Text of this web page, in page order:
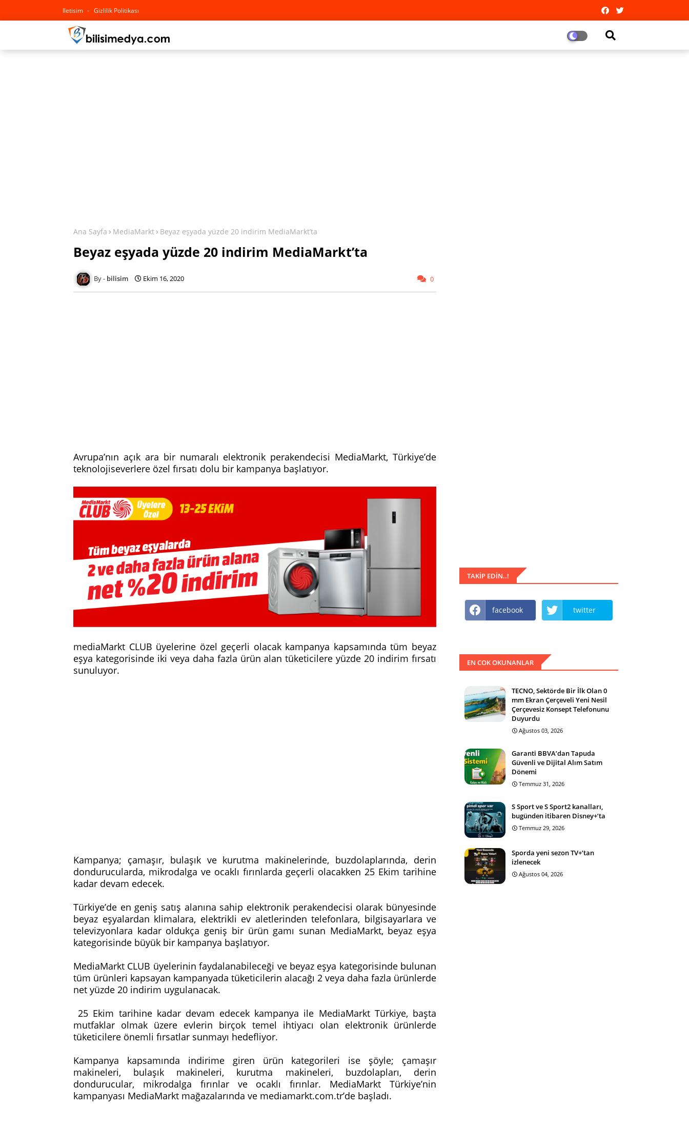
Iletisim Gizlilik Politikası
Ana Sayfa MediaMarkt Beyaz eşyada yüzde 20 indirim MediaMarkt’ta
Beyaz eşyada yüzde 20 indirim MediaMarkt’ta
bilisim Ekim 16, 2020 0
Avrupa’nın açık ara bir numaralı elektronik perakendecisi MediaMarkt, Türkiye’de
teknolojiseverlere özel fırsatı dolu bir kampanya başlatıyor.
mediaMarkt CLUB üyelerine özel geçerli olacak kampanya kapsamında tüm beyaz
eşya kategorisinde iki veya daha fazla ürün alan tüketicilere yüzde 20 indirim fırsatı
sunuluyor.
Kampanya; çamaşır, bulaşık ve kurutma makinelerinde, buzdolaplarında, derin
dondurucularda, mikrodalga ve ocaklı fırınlarda geçerli olacakken 25 Ekim tarihine
kadar devam edecek.
Türkiye’de en geniş satış alanına sahip elektronik perakendecisi olarak bünyesinde
beyaz eşyalardan klimalara, elektrikli ev aletlerinden telefonlara, bilgisayarlara ve
televizyonlara kadar oldukça geniş bir ürün gamı sunan MediaMarkt, beyaz eşya
kategorisinde büyük bir kampanya başlatıyor.
MediaMarkt CLUB üyelerinin faydalanabileceği ve beyaz eşya kategorisinde bulunan
tüm ürünleri kapsayan kampanyada tüketicilerin alacağı 2 veya daha fazla ürünlerde
net yüzde 20 indirim uygulanacak.
25 Ekim tarihine kadar devam edecek kampanya ile MediaMarkt Türkiye, başta
mutfaklar olmak üzere evlerin birçok temel ihtiyacı olan elektronik ürünlerde
tüketicilere önemli fırsatlar sunmayı hedefliyor.
Kampanya kapsamında indirime giren ürün kategorileri ise şöyle; çamaşır
makineleri, bulaşık makineleri, kurutma makineleri, buzdolapları, derin
dondurucular, mikrodalga fırınlar ve ocaklı fırınlar. MediaMarkt Türkiye’nin
kampanyası MediaMarkt mağazalarında ve mediamarkt.com.tr’de başladı.
TAKIP EDIN..!
facebook twitter
EN COK OKUNANLAR
TECNO, Sektörde Bir İlk Olan 0
mm Ekran Çerçeveli Yeni Nesil
Çerçevesiz Konsept Telefonunu
Duyurdu
Ağustos 03, 2026
Garanti BBVA’dan Tapuda
Güvenli ve Dijital Alım Satım
Dönemi
Temmuz 31, 2026
S Sport ve S Sport2 kanalları,
bugünden itibaren Disney+’ta
Temmuz 29, 2026
Sporda yeni sezon TV+’tan
izlenecek
Ağustos 04, 2026